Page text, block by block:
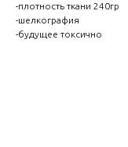
-плотность ткани 240гр
-шелкография
-будущее токсично